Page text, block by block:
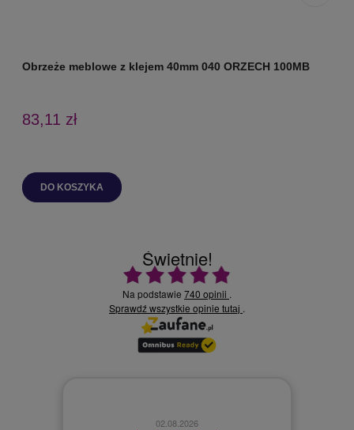
Obrzeże meblowe z klejem 40mm 040 ORZECH 100MB
83,11 zł
DO KOSZYKA
Świetnie!
Ocena średnia 4.9 na 5
Na podstawie 740 opinii .
Sprawdź wszystkie opinie tutaj .
02.08.2026